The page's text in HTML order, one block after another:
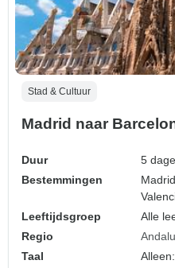
Stad & Cultuur
Madrid naar
Duur
5
Bestemmingen
Leeftijdsgroep
Alle
Regio
Taal